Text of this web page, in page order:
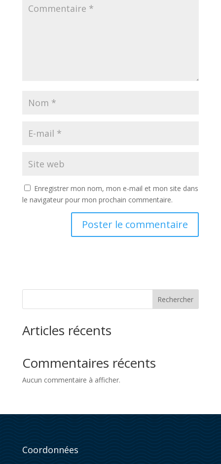
Enregistrer mon nom, mon e-mail et mon site dans
le navigateur pour mon prochain commentaire.
Rechercher
Articles récents
Commentaires récents
Aucun commentaire à afficher.
Coordonnées